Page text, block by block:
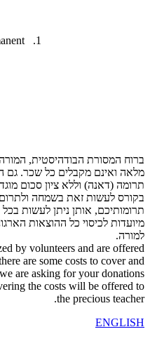
1. All compounded things are impermanent.
ברוח המסורת הבודהיסטית,
מלאה ואינם מקבלים כל שכר. גם
תרומה (דאנה) וללא ציון סכום
בקורס לעשות זאת בשמחה ולתרום
תרומותיכם, אותן ניתן לעשות בכל
מיועדות לכיסוי כל ההוצאות
למורה.
by volunteers and are offered
are some costs to cover and
are asking for your donations.
the costs will be offered to
the precious teacher.
ENGLISH